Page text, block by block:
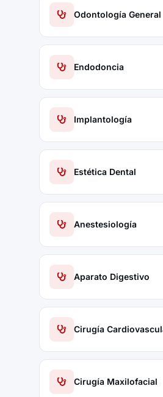
Odontología General
Endodoncia
Implantología
Estética Dental
Anestesiología
Aparato Digestivo
Cirugía
Cirugía Maxilofacial